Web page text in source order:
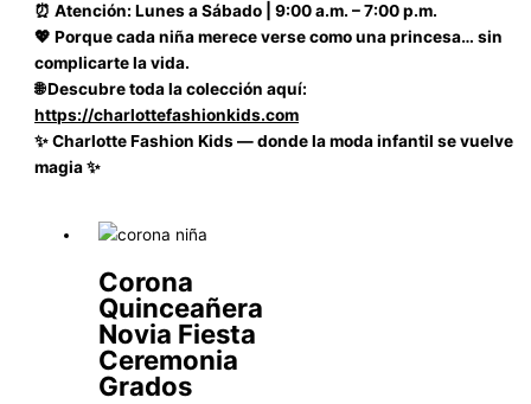
⏰ Atención: Lunes a Sábado | 9:00 a.m. – 7:00 p.m.
💖 Porque cada niña merece verse como una princesa… sin
complicarte la vida.
🌐 Descubre toda la colección aquí:
https://charlottefashionkids.com
✨ Charlotte Fashion Kids — donde la moda infantil se vuelve
magia ✨
Corona
Quinceañera
Novia Fiesta
Ceremonia
Grados